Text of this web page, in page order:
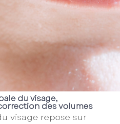
du visage,
des volumes
visage repose sur